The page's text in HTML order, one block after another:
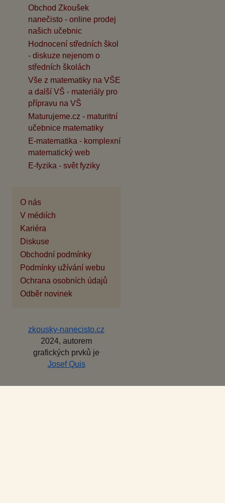
Obchod Zkoušek
nanečisto - online prodej
našich učebnic
Hodnocení středních škol
- diskuze nejenom o
středních školách
Vše z matematiky na VŠE
a další VŠ - materiály pro
přípravu na VŠ
Maturujeme.cz - maturitní
učebnice matematiky
E-matematika - komplexní
matematický web
E-fyzika - svět fyziky
O nás
V médiích
Kariéra
Diskuse
Obchodní podmínky
Podmínky užívání webu
Ochrana osobních údajů
Odběr novinek
zkousky-nanecisto.cz
2024, autorem
grafických prvků je
Josef Quis